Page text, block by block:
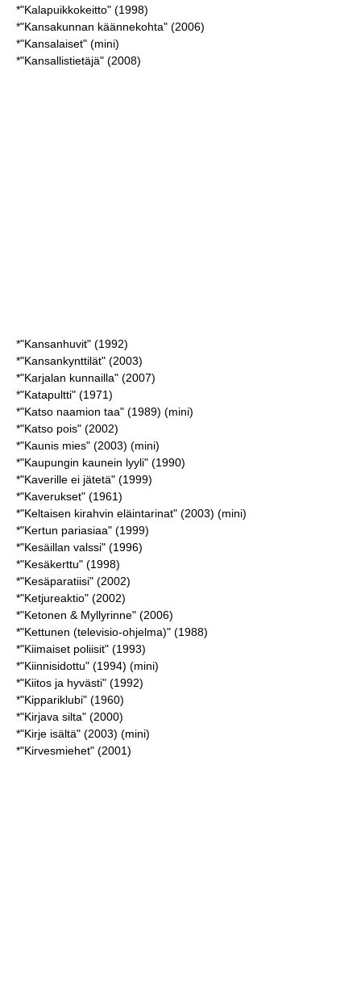
*"Kalapuikkokeitto" (1998)
*"Kansakunnan käännekohta" (2006)
*"Kansalaiset" (mini)
*"Kansallistietäjä" (2008)
*"Kansanhuvit" (1992)
*"Kansankynttilät" (2003)
*"Karjalan kunnailla" (2007)
*"Katapultti" (1971)
*"Katso naamion taa" (1989) (mini)
*"Katso pois" (2002)
*"Kaunis mies" (2003) (mini)
*"Kaupungin kaunein lyyli" (1990)
*"Kaverille ei jätetä" (1999)
*"Kaverukset" (1961)
*"Keltaisen kirahvin eläintarinat" (2003) (mini)
*"Kertun pariasiaa" (1999)
*"Kesäillan valssi" (1996)
*"Kesäkerttu" (1998)
*"Kesäparatiisi" (2002)
*"Ketjureaktio" (2002)
*"Ketonen & Myllyrinne" (2006)
*"Kettunen (televisio-ohjelma)" (1988)
*"Kiimaiset poliisit" (1993)
*"Kiinnisidottu" (1994) (mini)
*"Kiitos ja hyvästi" (1992)
*"Kippariklubi" (1960)
*"Kirjava silta" (2000)
*"Kirje isältä" (2003) (mini)
*"Kirvesmiehet" (2001)